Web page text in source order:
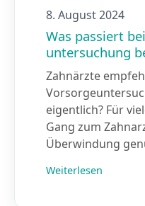
8. August 2024
Was passiert
untersuchung
Zahnärzte
eigentlich? Für
Gang zum
Überwindung
Weiterlesen